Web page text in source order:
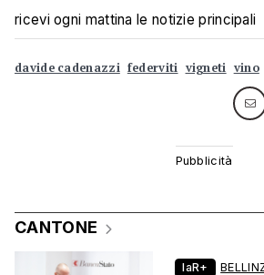
ricevi ogni mattina le notizie principali
davide cadenazzi federviti vigneti vino
CANTONE
laR+